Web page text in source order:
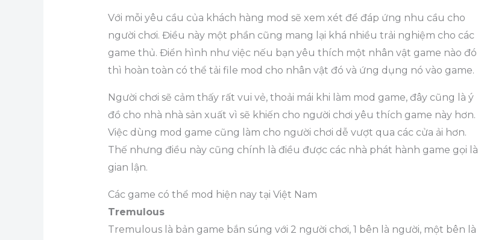
Với mỗi yêu cầu của khách hàng mod sẽ xem xét để đáp ứng nhu cầu cho
người chơi. Điều này một phần cũng mang lại khá nhiều trải nghiệm cho các
game thủ. Điển hình như việc nếu bạn yêu thích một nhân vật game nào đó
thì hoàn toàn có thể tải file mod cho nhân vật đó và ứng dụng nó vào game.
Người chơi sẽ cảm thấy rất vui vẻ, thoải mái khi làm mod game, đây cũng là ý
đồ cho nhà nhà sản xuất vì sẽ khiến cho người chơi yêu thích game này hơn.
Việc dùng mod game cũng làm cho người chơi dễ vượt qua các cửa ải hơn.
Thế nhưng điều này cũng chính là điều được các nhà phát hành game gọi là
gian lận.
Các game có thể mod hiện nay tại Việt Nam
Tremulous
Tremulous là bản game bắn súng với 2 người chơi, 1 bên là người, một bên là